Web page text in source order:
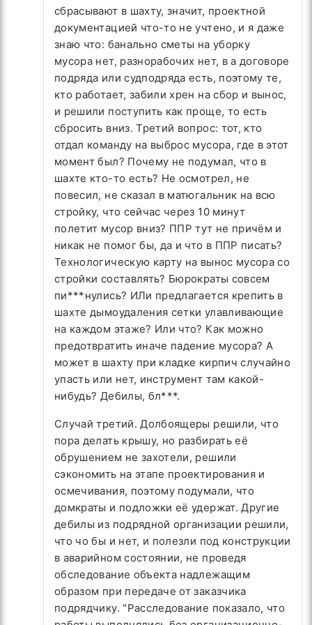
сбрасывают в шахту, значит, проектной
документацией что-то не учтено, и я даже
знаю что: банально сметы на уборку
мусора нет, разнорабочих нет, в а договоре
подряда или судподряда есть, поэтому те,
кто работает, забили хрен на сбор и вынос,
и решили поступить как проще, то есть
сбросить вниз. Третий вопрос: тот, кто
отдал команду на выброс мусора, где в этот
момент был? Почему не подумал, что в
шахте кто-то есть? Не осмотрел, не
повесил, не сказал в матюгальник на всю
стройку, что сейчас через 10 минут
полетит мусор вниз? ППР тут не причём и
никак не помог бы, да и что в ППР писать?
Технологическую карту на вынос мусора со
стройки составлять? Бюрократы совсем
пи***нулись? ИЛи предлагается крепить в
шахте дымоудаления сетки улавливающие
на каждом этаже? Или что? Как можно
предотвратить иначе падение мусора? А
может в шахту при кладке кирпич случайно
упасть или нет, инструмент там какой-
нибудь? Дебилы, бл***.
Случай третий. Долбоящеры решили, что
пора делать крышу, но разбирать её
обрушением не захотели, решили
сэкономить на этапе проектирования и
осмечивания, поэтому подумали, что
домкраты и подложки её удержат. Другие
дебилы из подрядной организации решили,
что чо бы и нет, и полезли под конструкции
в аварийном состоянии, не проведя
обследование объекта надлежащим
образом при передаче от заказчика
подрядчику. "Расследование показало, что